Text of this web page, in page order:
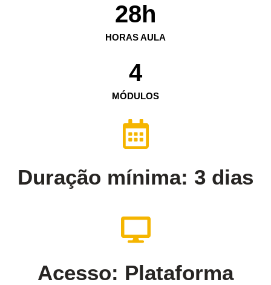
HORAS AULA
28h
MÓDULOS
4
Duração mínima: 3 dias
Acesso: Plataforma